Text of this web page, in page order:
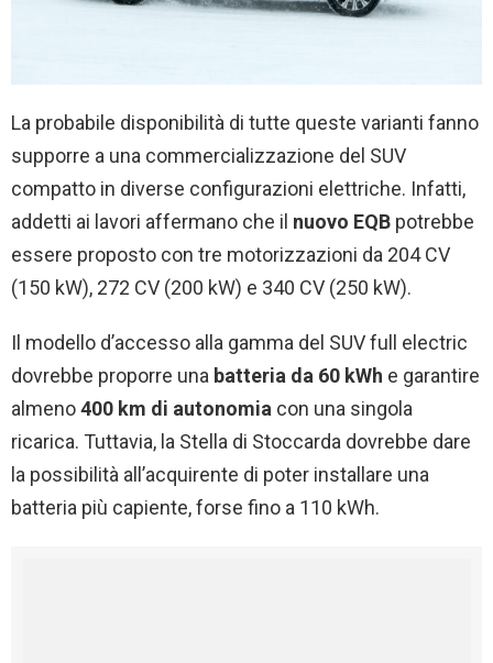
La probabile disponibilità di tutte queste varianti fanno
supporre a una commercializzazione del SUV
compatto in diverse configurazioni elettriche. Infatti,
addetti ai lavori affermano che il nuovo EQB potrebbe
essere proposto con tre motorizzazioni da 204 CV
(150 kW), 272 CV (200 kW) e 340 CV (250 kW).
Il modello d’accesso alla gamma del SUV full electric
dovrebbe proporre una batteria da 60 kWh e garantire
almeno400 km di autonomia con una singola
ricarica. Tuttavia, la Stella di Stoccarda dovrebbe dare
la possibilità all’acquirente di poter installare una
batteria più capiente, forse fino a 110 kWh.